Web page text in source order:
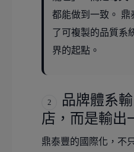
都能做到一致。 鼎
了可複製的品質系
界的起點。
2
品牌體系
店，而是輸出
鼎泰豐的國際化，不